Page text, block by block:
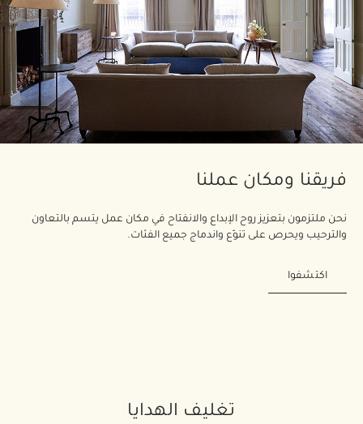
فريقنا ومكان عملنا
نحن ملتزمون بتعزيز روح الإبداع والانفتاح في مكان عمل يتسم بالتعاون
والترحيب ويحرص على تنوّع واندماج جميع الفئات.
اكتشفوا
تغليف الهدايا